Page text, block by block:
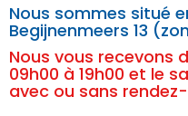
Nous sommes situé
Begijnenmeers 13
Nous vous recevons
09h00 à 19h00 et le
avec ou sans